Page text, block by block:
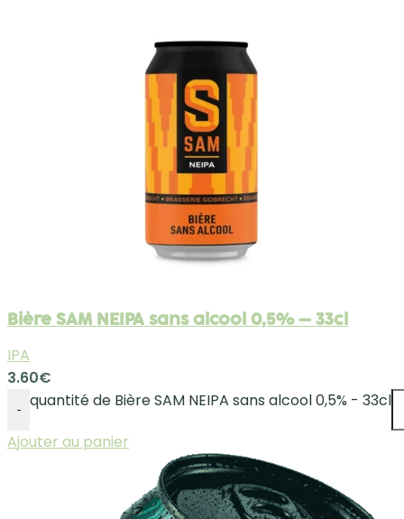
Bière SAM NEIPA sans alcool 0,5% – 33cl
IPA
3.60€
-
quantité de Bière SAM NEIPA sans alcool 0,5% - 33cl
Ajouter au panier